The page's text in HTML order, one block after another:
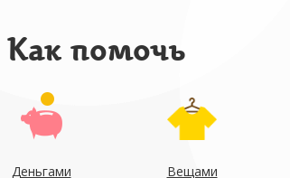
Как помочь
Деньгами Вещами